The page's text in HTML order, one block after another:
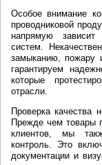
Особое внимание
проводниковой
напрямую зависит
систем.
замыканию, пожару
гарантируем
которые
отрасли.
Проверка качества
Прежде чем товары
клиентов, мы
контроль. Это
документации и